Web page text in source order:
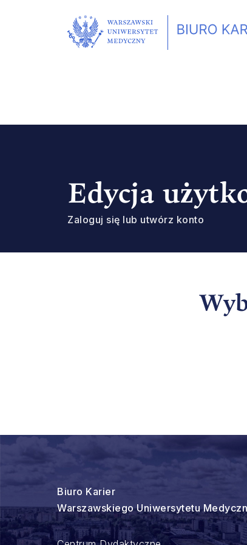
Edycja
Zaloguj się lub utwórz konto
Biuro Karier
Warszawskiego Uniwersytetu